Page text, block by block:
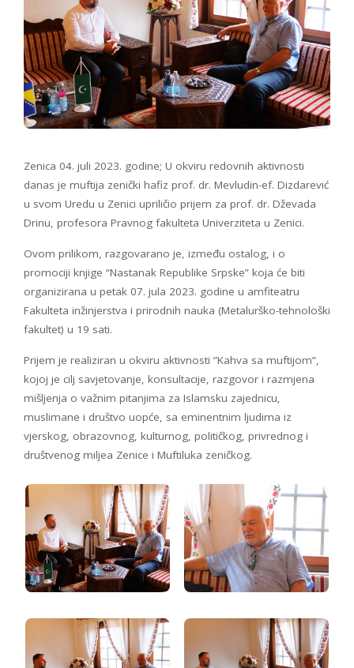
Zenica 04. juli 2023. godine; U okviru redovnih aktivnosti
danas je muftija zenički hafiz prof. dr. Mevludin-ef. Dizdarević
u svom Uredu u Zenici upriličio prijem za prof. dr. Dževada
Drinu, profesora Pravnog fakulteta Univerziteta u Zenici.
Ovom prilikom, razgovarano je, između ostalog, i o
promociji knjige “Nastanak Republike Srpske” koja će biti
organizirana u petak 07. jula 2023. godine u amfiteatru
Fakulteta inžinjerstva i prirodnih nauka (Metalurško-tehnološki
fakultet) u 19 sati.
Prijem je realiziran u okviru aktivnosti ”Kahva sa muftijom”,
kojoj je cilj savjetovanje, konsultacije, razgovor i razmjena
mišljenja o važnim pitanjima za Islamsku zajednicu,
muslimane i društvo uopće, sa eminentnim ljudima iz
vjerskog, obrazovnog, kulturnog, političkog, privrednog i
društvenog miljea Zenice i Muftiluka zeničkog.